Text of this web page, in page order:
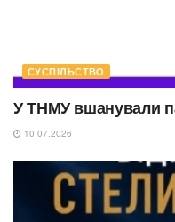
СУСПІЛЬСТВО
У ТНМУ вшанували
10.07.2026